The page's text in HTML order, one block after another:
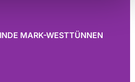
MARK-WESTTÜNNEN